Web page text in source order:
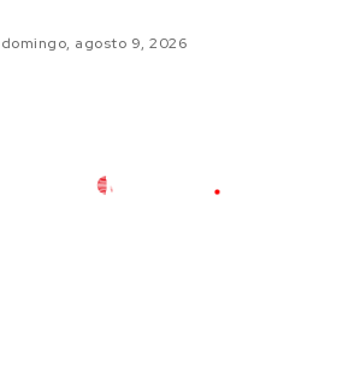
domingo, agosto 9, 2026